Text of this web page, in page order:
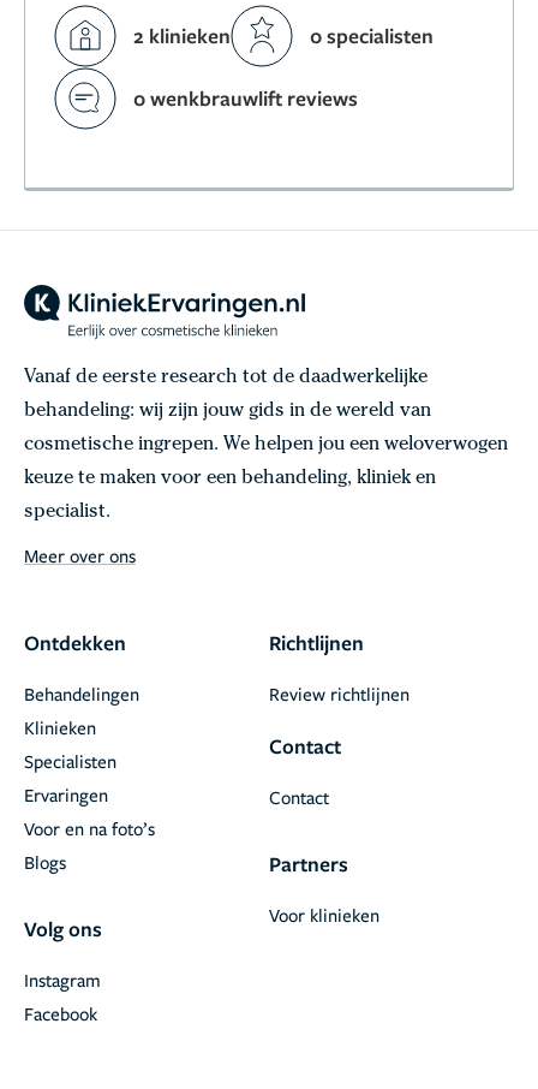
2 klinieken 0 specialisten
0 wenkbrauwlift reviews
Vanaf de eerste research tot de daadwerkelijke
behandeling: wij zijn jouw gids in de wereld van
cosmetische ingrepen. We helpen jou een weloverwogen
keuze te maken voor een behandeling, kliniek en
specialist.
Meer over ons
Ontdekken
Behandelingen
Klinieken
Specialisten
Ervaringen
Voor en na foto’s
Blogs
Volg ons
Facebook
Instagram
Richtlijnen
Review richtlijnen
Contact
Contact
Partners
Voor klinieken